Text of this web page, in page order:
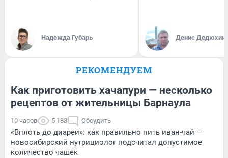
Надежда Губарь Денис Дедюхин
РЕКОМЕНДУЕМ
Как приготовить хачапури — несколько
рецептов от жительницы Барнаула
10 часов 5 183 Обсудить
«Вплоть до диареи»: как правильно пить иван-чай —
новосибирский нутрициолог подсчитал допустимое
количество чашек